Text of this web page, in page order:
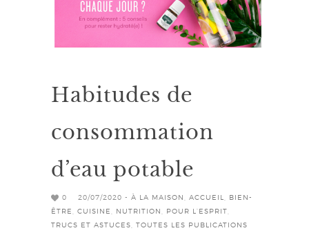
Habitudes de
consommation
d’eau potable
0 20/07/2020 - À LA MAISON ACCUEIL
BIEN-
ÊTRE
CUISINE NUTRITION POUR L’ESPRIT
TRUCS ET ASTUCES
TOUTES LES PUBLICATIONS